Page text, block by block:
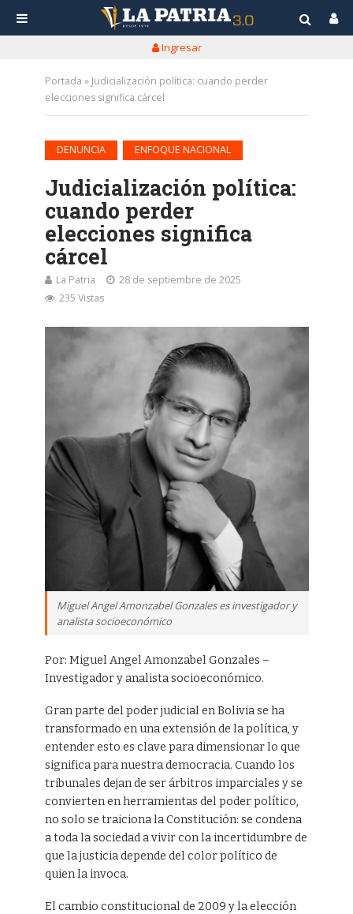
Ingresar
Portada » Judicialización política: cuando perder
elecciones significa cárcel
DENUNCIA ENFOQUE NACIONAL
Judicialización política:
cuando perder
elecciones significa
cárcel
La Patria
28 de septiembre de 2025
235 Vistas
Miguel Angel Amonzabel Gonzales es investigador y
analista socioeconómico
Por: Miguel Angel Amonzabel Gonzales –
Investigador y analista socioeconómico.
Gran parte del poder judicial en Bolivia se ha
transformado en una extensión de la política, y
entender esto es clave para dimensionar lo que
significa para nuestra democracia. Cuando los
tribunales dejan de ser árbitros imparciales y se
convierten en herramientas del poder político,
no solo se traiciona la Constitución: se condena
a toda la sociedad a vivir con la incertidumbre de
que la justicia depende del color político de
quien la invoca.
El cambio constitucional de 2009 y la elección